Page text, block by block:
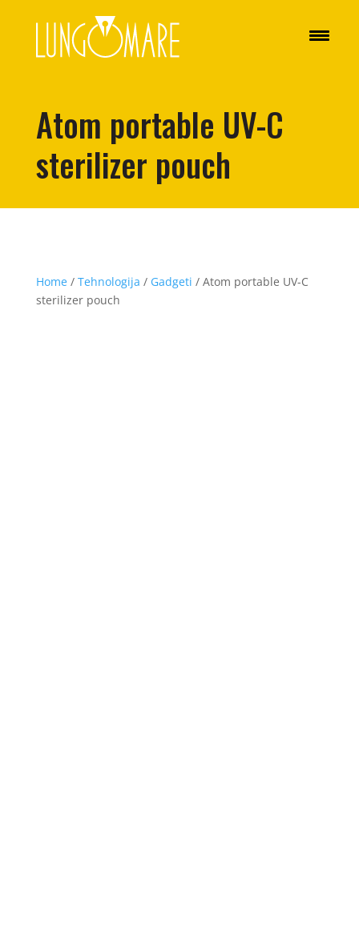
Atom portable UV-C
sterilizer pouch
Home/ Tehnologija / Gadgeti / Atom portable UV-C
sterilizer pouch